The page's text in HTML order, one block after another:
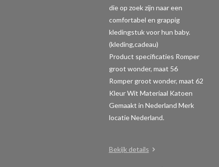
die op zoek zijn naar een
comfortabel en grappig
kledingstuk voor hun baby.
(kleding,cadeau)
Product specificaties Romper
groot wonder, maat 56
Romper groot wonder, maat 62
Kleur Wit Materiaal Katoen
Gemaakt in Nederland Merk
locatie Nederland.
Bekijk details